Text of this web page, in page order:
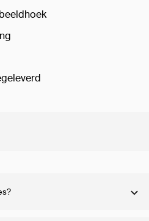
met een gebruiksvriendelijke
beantwoorden,
kan het systeem
– geen extra NVR of
bedrijfsinstallaties.